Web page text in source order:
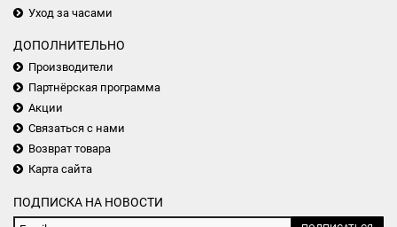
Уход за часами
ДОПОЛНИТЕЛЬНО
Производители
Партнёрская программа
Акции
Связаться с нами
Возврат товара
Карта сайта
ПОДПИСКА НА НОВОСТИ